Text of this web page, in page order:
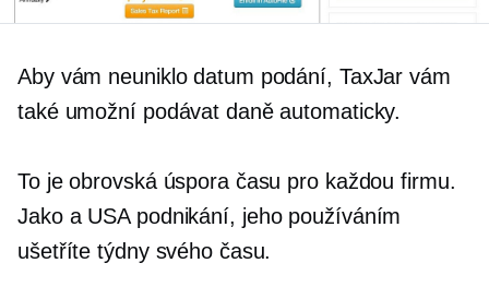
Aby vám neuniklo datum podání, TaxJar vám
také umožní podávat daně automaticky.
To je obrovská úspora času pro každou firmu.
Jako a USApodnikání, jeho používáním
ušetříte týdny svého času.